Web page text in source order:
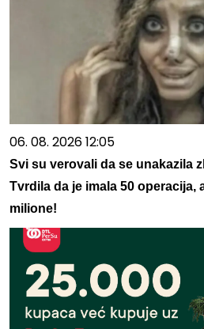
06. 08. 2026 12:05
Svi su verovali da se unakazila
Tvrdila da je imala 50 operacija,
milione!